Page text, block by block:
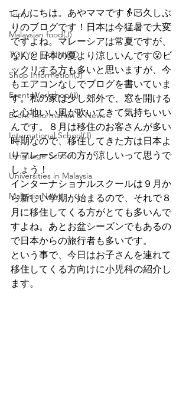
Trip(J)
Malaysian food(J)
TOKYO TABINIKO
Shop Informetion(J)
Event Workshop(J)
Event Information & News
International School(J)
Language School
Universities in Malaysia
Malaysia News
こんにちは。あやママです👵🏻久しぶ
りのブログです！日本は今猛暑で大変
ですよね。マレーシアは常夏ですが、
なんと日本の夏より涼しいんです😮ビ
ックリする方も多いと思いますが、今
もエアコンなしでブログを書いていま
す。私の家は少し郊外で、窓を開ける
と心地いい風が吹いてきて気持ちいい
んです。８月は移住のお客さんが多い
時期なので、移住してきた方は日本よ
りマレーシアの方が涼しいって思うで
しょう！
インターナショナルスクールは９月か
ら新しい学期が始まるので、それで８
月に移住してくる方がとても多いんで
すよね。あとお盆シーズンでもあるの
で日本からの旅行者も多いです。
という事で、今日はお子さんを連れて
移住してくる方向けに小児科の紹介し
ます。